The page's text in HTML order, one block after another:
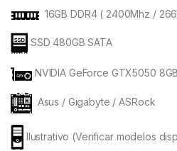
16GB DDR4 ( 2400Mhz /
SSD 480GB SATA
NVIDIA GeForce GTX5050
Asus / Gigabyte / ASRock
Ilustrativo (Verificar modelos